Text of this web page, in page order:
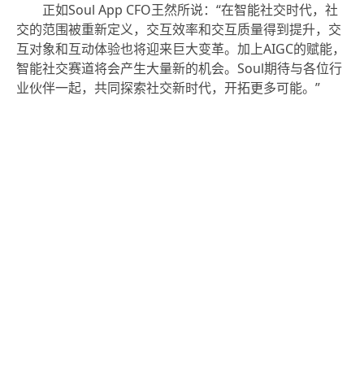
正如Soul App CFO王然所说：“在智能社交时代，社
交的范围被重新定义，交互效率和交互质量得到提升，交
互对象和互动体验也将迎来巨大变革。加上AIGC的赋能，
智能社交赛道将会产生大量新的机会。Soul期待与各位行
业伙伴一起，共同探索社交新时代，开拓更多可能。”